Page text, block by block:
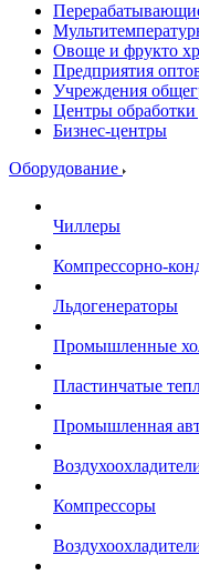
Овоще и фрукто
Предприятия
Учреждения
Центры
Бизнес-центры
Оборудование
Чиллеры
Компрессорно-
Льдогенераторы
Промышленные
Пластинчатые
Промышленная
Компрессоры